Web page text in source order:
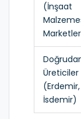
(İnşaat
Üreticiler
(Erdemir,
İsdemir)